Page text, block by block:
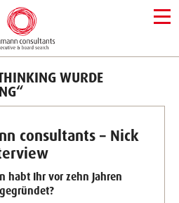
WURDE
consultants – Nick
habt Ihr vor zehn Jahren